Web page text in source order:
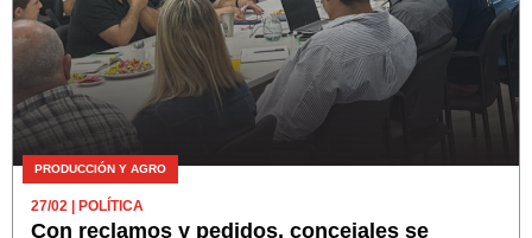
PRODUCCIÓN Y AGRO
27/02 | POLÍTICA
Con reclamos y pedidos, concejales se